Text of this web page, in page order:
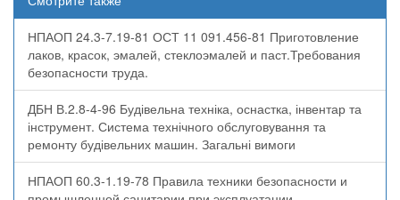
НПАОП 24.3-7.19-81 ОСТ 11 091.456-81 Приготовление
лаков, красок, эмалей, стеклоэмалей и паст.Требования
безопасности труда.
ДБН В.2.8-4-96 Будівельна техніка, оснастка, інвентар та
інструмент. Система технічного обслуговування та
ремонту будівельних машин. Загальні вимоги
НПАОП 60.3-1.19-78 Правила техники безопасности и